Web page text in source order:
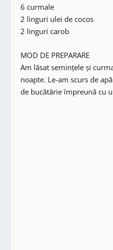
6 curmale
2 linguri ulei de cocos
2 linguri carob
MOD DE PREPARARE
Am lăsat semințele și
noapte. Le-am scurs de
de bucătărie împreună cu